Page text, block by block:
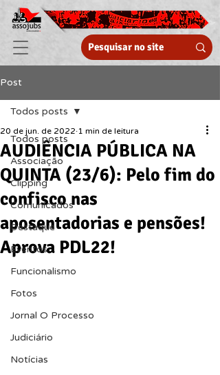
Post
Todos posts
Associação
Clipping
Comunicados
Destaque
Eventos
Funcionalismo
Fotos
Jornal O Processo
Judiciário
Notícias
Todos posts
AUDIÊNCIA PÚBLICA NA
QUINTA (23/6): Pelo fim do
confisco nas
aposentadorias e pensões!
Aprova PDL22!
20 de jun. de 2022 1 min de leitura